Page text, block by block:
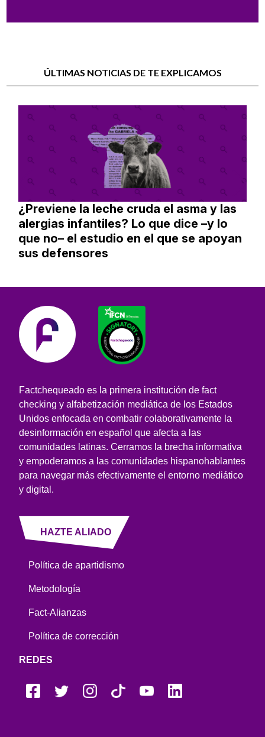
ÚLTIMAS NOTICIAS DE TE EXPLICAMOS
¿Previene la leche cruda el asma y las
alergias infantiles? Lo que dice –y lo
que no– el estudio en el que se apoyan
sus defensores
Factchequeado es la primera institución de fact
checking y alfabetización mediática de los Estados
Unidos enfocada en combatir colaborativamente la
desinformación en español que afecta a las
comunidades latinas. Cerramos la brecha informativa
y empoderamos a las comunidades hispanohablantes
para navegar más efectivamente el entorno mediático
y digital.
HAZTE ALIADO
Política de apartidismo
Metodología
Fact-Alianzas
Política de corrección
REDES